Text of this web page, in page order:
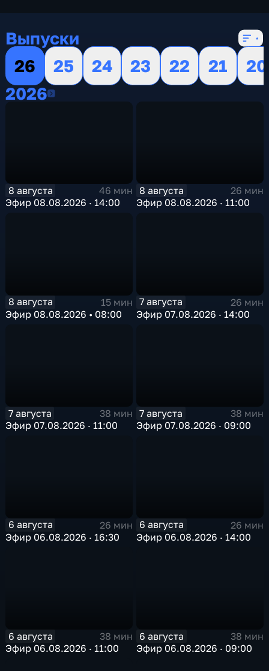
Выпуски
26
25 24 23 22 21
20
20262026
8 августа
46 мин
Эфир 08.08.2026 · 14:00
8 августа
26 мин
Эфир 08.08.2026 · 11:00
8 августа
15 мин
Эфир 08.08.2026 • 08:00
7 августа
26 мин
Эфир 07.08.2026 · 14:00
7 августа
38 мин
Эфир 07.08.2026 · 11:00
7 августа
38 мин
Эфир 07.08.2026 · 09:00
6 августа
26 мин
Эфир 06.08.2026 · 16:30
6 августа
26 мин
Эфир 06.08.2026 · 14:00
6 августа
38 мин
Эфир 06.08.2026 · 11:00
6 августа
38 мин
Эфир 06.08.2026 · 09:00